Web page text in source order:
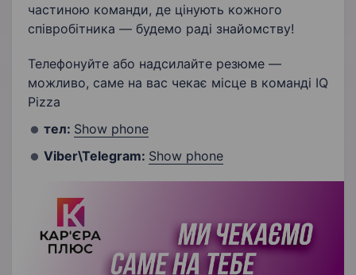
частиною команди, де цінують кожного
співробітника — будемо раді знайомству!
Телефонуйте або надсилайте резюме —
можливо, саме на вас чекає місце в команді IQ
Pizza
тел: Show phone
Viber\Telegram: Show phone